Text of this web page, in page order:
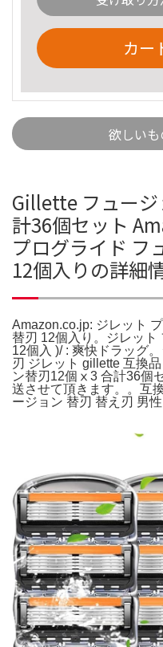
カー
欲しい
Gillette フュー
計36個セット
プログライド フ
12個入りの詳細
Amazon.co.jp: ジレット
替刃 12個入り。ジレット
12個入 )/ : 爽快ドラッグ
刃 ジレット gillette 互換
ン替刃12個ⅹ3 合計36個
送させて頂きます。。互
ージョン 替刃 替え刃 男